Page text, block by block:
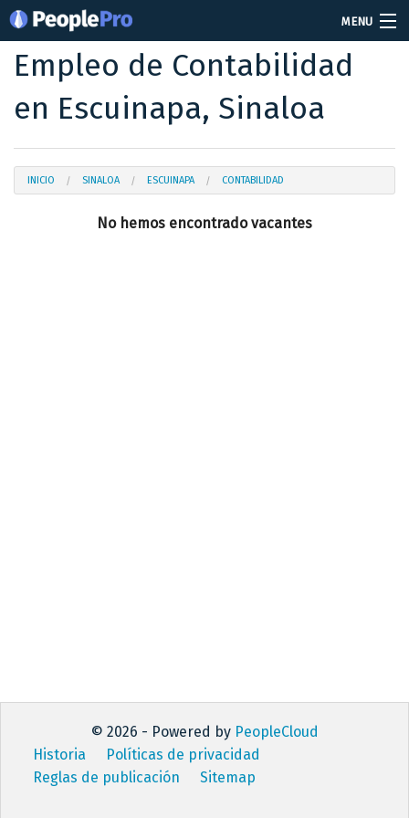
MENU
Soy reclutador
Precios
Iniciar sesión
Crear cuenta
Empleo de Contabilidad
en Escuinapa, Sinaloa
INICIO SINALOA ESCUINAPA CONTABILIDAD
No hemos encontrado vacantes
© 2026 - Powered by PeopleCloud
Historia
Políticas de privacidad
Reglas de publicación
Sitemap